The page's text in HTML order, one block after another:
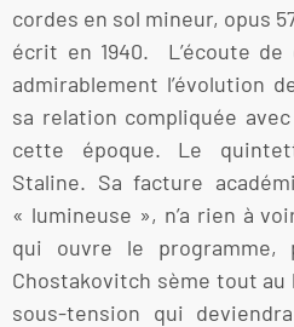
cordes en sol mineur, opus
écrit en 1940. L’écoute
admirablement l’évolution
sa relation compliquée
cette époque. Le
Staline. Sa facture
« lumineuse », n’a rien à
qui ouvre le programme,
Chostakovitch sème tout
sous-tension qui